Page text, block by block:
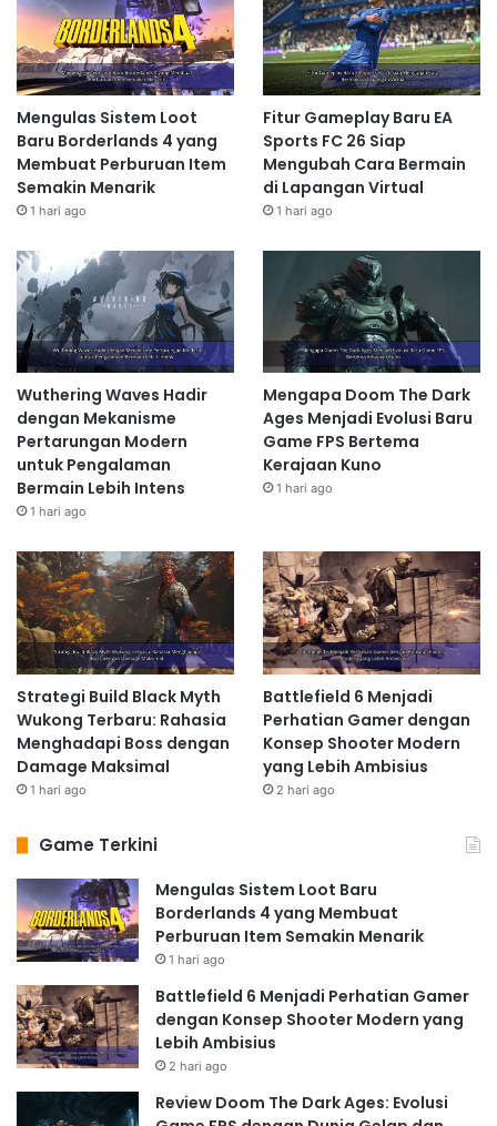
Mengulas Sistem Loot
Baru Borderlands 4 yang
Membuat Perburuan Item
Semakin Menarik
1 hari ago
Fitur Gameplay Baru EA
Sports FC 26 Siap
Mengubah Cara Bermain
di Lapangan Virtual
1 hari ago
Wuthering Waves Hadir
dengan Mekanisme
Pertarungan Modern
untuk Pengalaman
Bermain Lebih Intens
1 hari ago
Mengapa Doom The Dark
Ages Menjadi Evolusi Baru
Game FPS Bertema
Kerajaan Kuno
1 hari ago
Strategi Build Black Myth
Wukong Terbaru: Rahasia
Menghadapi Boss dengan
Damage Maksimal
1 hari ago
Battlefield 6 Menjadi
Perhatian Gamer dengan
Konsep Shooter Modern
yang Lebih Ambisius
2 hari ago
Game Terkini
Mengulas Sistem Loot Baru
Borderlands 4 yang Membuat
Perburuan Item Semakin Menarik
1 hari ago
Battlefield 6 Menjadi Perhatian Gamer
dengan Konsep Shooter Modern yang
Lebih Ambisius
2 hari ago
Review Doom The Dark Ages: Evolusi